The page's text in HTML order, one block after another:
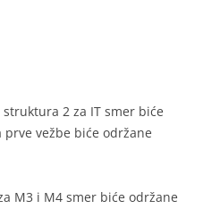
2 za IT smer biće
vežbe biće održane
M3 i M4 smer biće održane